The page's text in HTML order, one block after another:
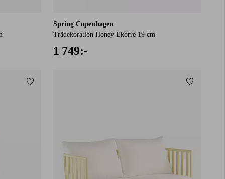
Spring Copenhagen
Trädekoration Honey Ekorre 19 cm
1 749:-
Lägg till i favoriter Lägg till i